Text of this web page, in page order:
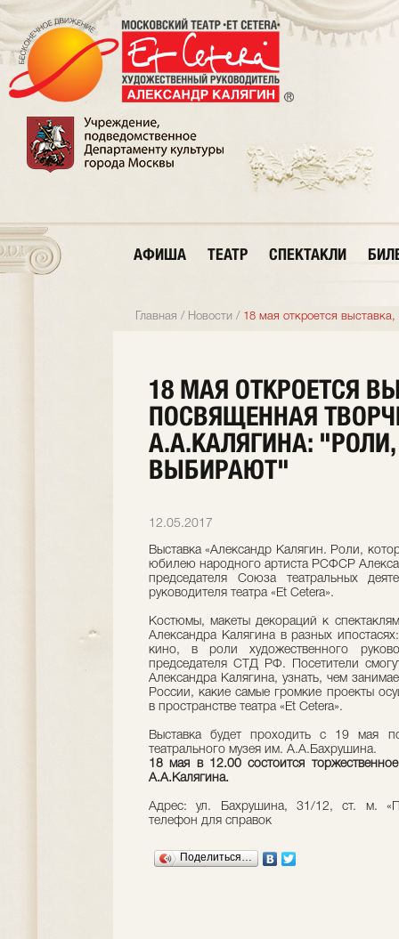
АФИША ТЕАТР СПЕКТАКЛИ
Главная / Новости / 18 мая откроется
18 МАЯ ОТКРОЕТСЯ
ПОСВЯЩЕННАЯ
А.А.КАЛЯГИНА:
ВЫБИРАЮТ"
12.05.2017
Выставка «Александр Калягин. Роли,
юбилею народного артиста РСФСР
председателя Союза театральных
руководителя театра «Et Cetera».
Костюмы, макеты декораций к
Александра Калягина в разных
кино, в роли художественного
председателя СТД РФ. Посетители
Александра Калягина, узнать, чем
России, какие самые громкие проекты
в пространстве театра «Et Сetera».
Выставка будет проходить с 19 мая
театрального музея им. А.А.Бахрушина.
18 мая в 12.00 состоится
А.А.Калягина.
Адрес: ул. Бахрушина, 31/12, ст. м.
телефон для справок
Поделиться…